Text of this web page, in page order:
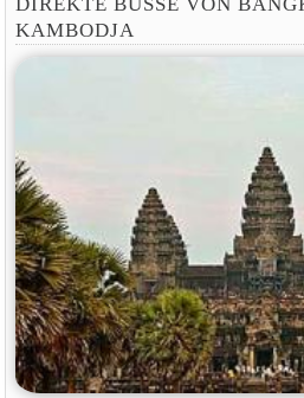
KAMBODJA